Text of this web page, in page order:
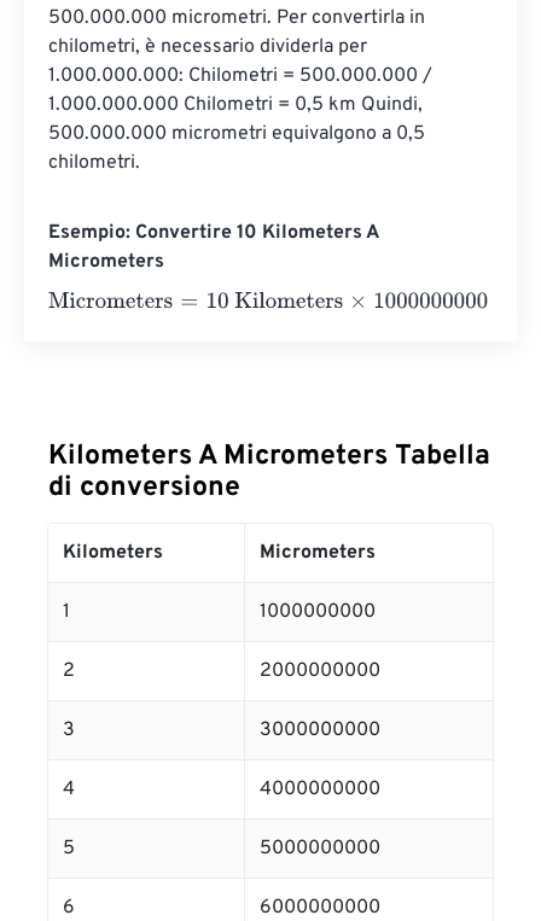
500.000.000 micrometri. Per convertirla in
chilometri, è necessario dividerla per
1.000.000.000: Chilometri = 500.000.000 /
1.000.000.000 Chilometri = 0,5 km Quindi,
500.000.000 micrometri equivalgono a 0,5
chilometri.
Esempio: Convertire 10 Kilometers A
Micrometers
Micrometers=10 Kilometers×1000000000=
Kilometers A Micrometers Tabella
di conversione
Kilometers Micrometers
1 1000000000
2 2000000000
3 3000000000
4 4000000000
5 5000000000
6 6000000000